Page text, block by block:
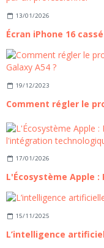
13/01/2026
19/12/2023
17/01/2026
15/11/2025
L’intelligence